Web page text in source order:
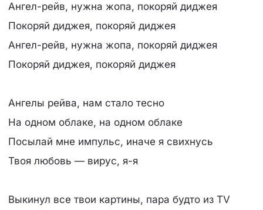
Ангел-рейв, нужна жопа, покоряй диджея
Покоряй диджея, покоряй диджея
Ангел-рейв, нужна жопа, покоряй диджея
Покоряй диджея, покоряй диджея
Ангелы рейва, нам стало тесно
На одном облаке, на одном облаке
Посылай мне импульс, иначе я свихнусь
Твоя любовь — вирус, я-я
Выкинул все твои картины, пара будто из TV